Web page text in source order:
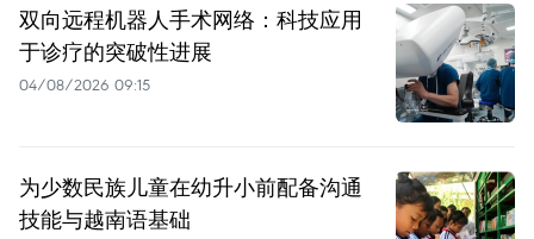
双向远程机器人手术网络：科技应用
于诊疗的突破性进展
04/08/2026 09:15
为少数民族儿童在幼升小前配备沟通
技能与越南语基础